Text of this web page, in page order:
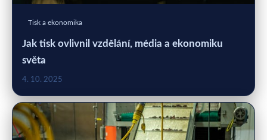
Tisk a ekonomika
Jak tisk ovlivnil vzdělání, média a ekonomiku
světa
4. 10. 2025